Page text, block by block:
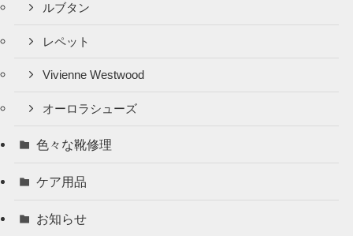
ルブタン
レペット
Vivienne Westwood
オーロラシューズ
色々な靴修理
ケア用品
お知らせ